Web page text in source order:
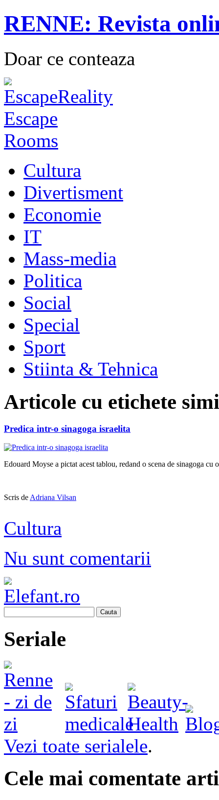
RENNE: Revista
Doar ce conteaza
Cultura
Divertisment
Economie
IT
Mass-media
Politica
Social
Special
Sport
Stiinta & Tehnica
Articole cu etichete
Predica intr-o sinagoga israelita
Edouard Moyse a pictat acest tablou, redand o scena de sinagoga
Scris deAdriana Vilsan
Cultura
Nu sunt comentarii
Cauta
Seriale
Vezi toate serialele.
Cele mai comentate